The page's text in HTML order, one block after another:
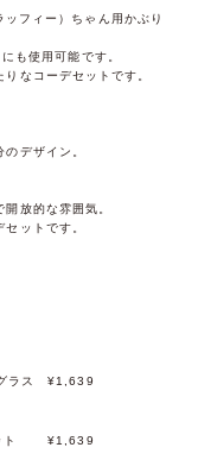
フィー）ちゃん用かぶり
も使用可能です。
なコーデセットです。
デザイン。
放的な雰囲気。
ットです。
ラス ¥1,639
¥1,639